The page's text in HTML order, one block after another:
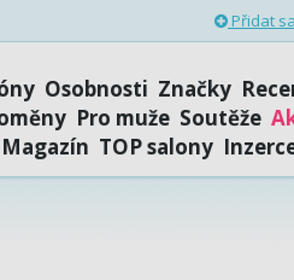
Přidat
Osobnosti Značky
Pro muže Soutěže
Magazín TOP salony